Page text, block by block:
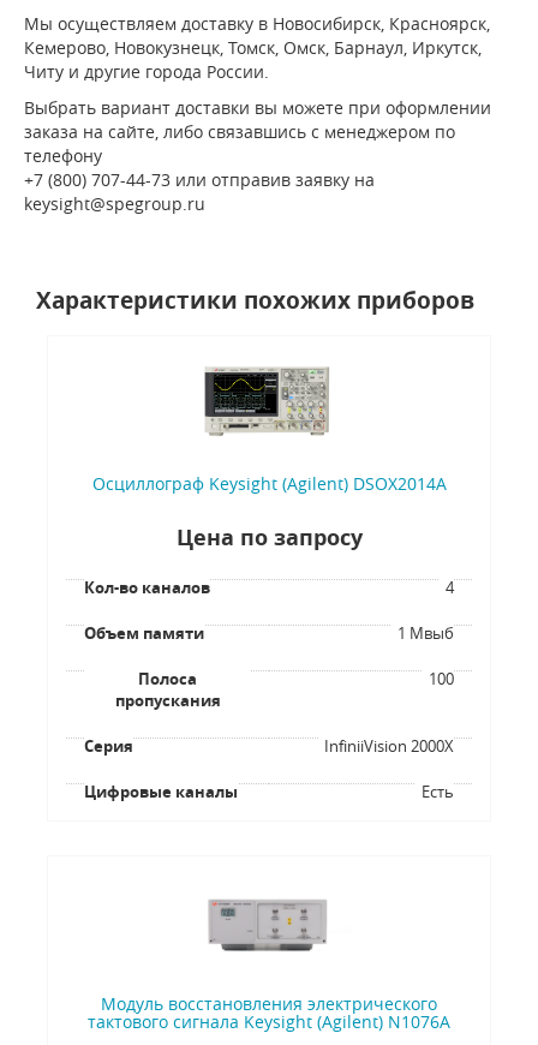
Мы осуществляем доставку в Новосибирск, Красноярск,
Кемерово, Новокузнецк, Томск, Омск, Барнаул, Иркутск,
Читу и другие города России.
Выбрать вариант доставки вы можете при оформлении
заказа на сайте, либо связавшись с менеджером по
телефону
+7 (800) 707-44-73 или отправив заявку на
keysight@spegroup.ru
Характеристики похожих приборов
Осциллограф Keysight (Agilent) DSOX2014A
Цена по запросу
Кол-во каналов 4
Объем памяти 1 Мвыб
Полоса
пропускания
100
Серия InfiniiVision 2000X
Цифровые каналы Есть
Модуль восстановления электрического
тактового сигнала Keysight (Agilent) N1076A